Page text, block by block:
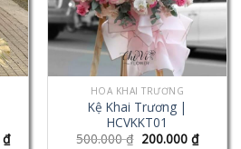
₫
HOA KHAI TRƯƠNG
Kệ Khai Trương |
HCVKKT01
500.000₫ 200.000 ₫